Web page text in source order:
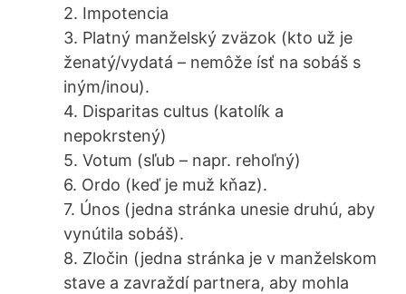
2. Impotencia
3. Platný manželský zväzok (kto už je
ženatý/vydatá – nemôže ísť na sobáš s
iným/inou).
4. Disparitas cultus (katolík a
nepokrstený)
5. Votum (sľub – napr. rehoľný)
6. Ordo (keď je muž kňaz).
7. Únos (jedna stránka unesie druhú, aby
vynútila sobáš).
8. Zločin (jedna stránka je v manželskom
stave a zavraždí partnera, aby mohla